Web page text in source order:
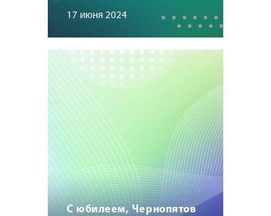
17 июня 2024
С юбилеем, Чернопятов